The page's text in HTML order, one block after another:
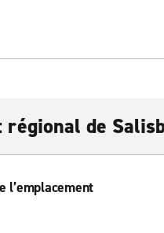
de
l’emplacement